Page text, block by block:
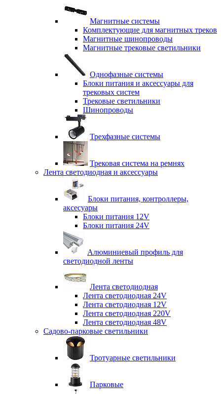
Магнитные системы
Комплектующие для магнитных треков
Магнитные шинопроводы
Магнитные трековые светильники
Однофазные системы
Блоки питания и аксессуары для
трековых систем
Трековые светильники
Шинопроводы
Трехфазные системы
Трековая система на ремнях
Лента светодиодная и аксессуары
Блоки питания, контроллеры,
аксесуары
Блоки питания 12V
Блоки питания 24V
Алюминиевый профиль для
светодиодной ленты
Лента светодиодная
Лента светодиодная 24V
Лента светодиодная 12V
Лента светодиодная 220V
Лента светодиодная 48V
Садово-парковые светильники
Тротуарные светильники
Парковые